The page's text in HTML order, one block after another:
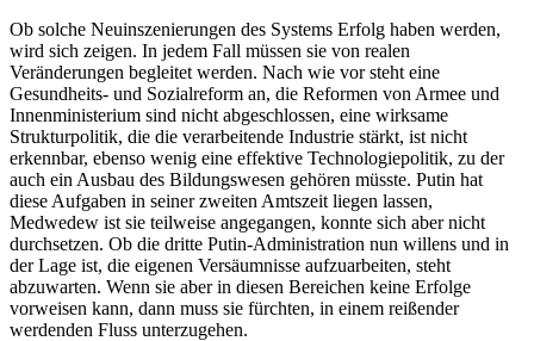
Ob solche Neuinszenierungen des Systems Erfolg haben werden,
wird sich zeigen. In jedem Fall müssen sie von realen
Veränderungen begleitet werden. Nach wie vor steht eine
Gesundheits- und Sozialreform an, die Reformen von Armee und
Innenministerium sind nicht abgeschlossen, eine wirksame
Strukturpolitik, die die verarbeitende Industrie stärkt, ist nicht
erkennbar, ebenso wenig eine effektive Technologiepolitik, zu der
auch ein Ausbau des Bildungswesen gehören müsste. Putin hat
diese Aufgaben in seiner zweiten Amtszeit liegen lassen,
Medwedew ist sie teilweise angegangen, konnte sich aber nicht
durchsetzen. Ob die dritte Putin-Administration nun willens und in
der Lage ist, die eigenen Versäumnisse aufzuarbeiten, steht
abzuwarten. Wenn sie aber in diesen Bereichen keine Erfolge
vorweisen kann, dann muss sie fürchten, in einem reißender
werdenden Fluss unterzugehen.